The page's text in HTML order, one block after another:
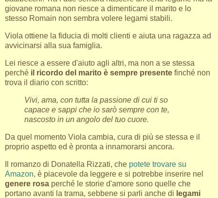
giovane romana non riesce a dimenticare il marito e lo
stesso Romain non sembra volere legami stabili.
Viola ottiene la fiducia di molti clienti e aiuta una ragazza ad
avvicinarsi alla sua famiglia.
Lei riesce a essere d'aiuto agli altri, ma non a se stessa
perché il ricordo del marito è sempre presente finché non
trova il diario con scritto:
Vivi, ama, con tutta la passione di cui ti so
capace e sappi che io sarò sempre con te,
nascosto in un angolo del tuo cuore.
Da quel momento Viola cambia, cura di più se stessa e il
proprio aspetto ed è pronta a innamorarsi ancora.
Il romanzo di Donatella Rizzati, che potete trovare su
Amazon, è piacevole da leggere e si potrebbe inserire nel
genere rosa perché le storie d'amore sono quelle che
portano avanti la trama, sebbene si parli anche di legami